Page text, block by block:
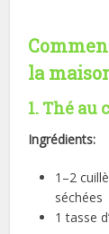
la
1. Thé au
Ingrédients:
1–2
séchées
1 tasse